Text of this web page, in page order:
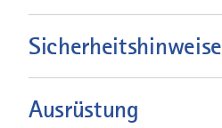
Sicherheitshinweise
Ausrüstung